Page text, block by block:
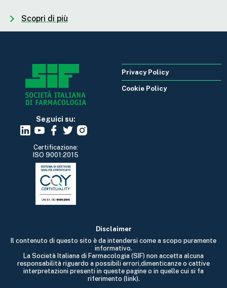
Scopri di più
Seguici su:
Certificazione:
ISO 9001:2015
Disclaimer
Il contenuto di questo sito è da intendersi come a scopo puramente
informativo.
La Società Italiana di Farmacologia (SIF) non accetta alcuna
responsabilità riguardo a possibili errori,dimenticanze o cattive
interpretazioni presenti in queste pagine o in quelle cui si fa
riferimento (link).
Privacy Policy
Cookie Policy